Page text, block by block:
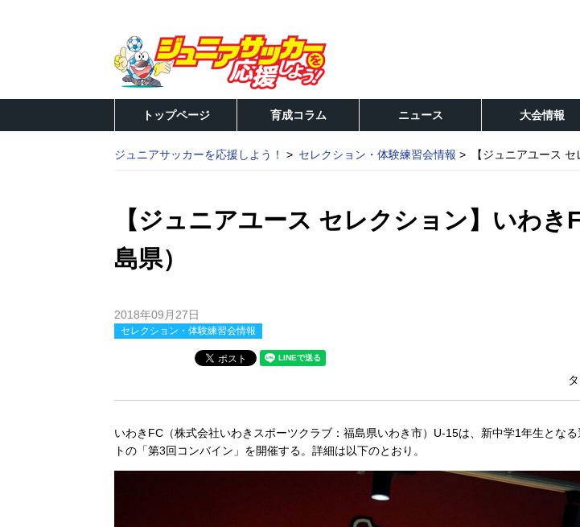
トップページ 育成コラム ニュース 大会情報
ジュニアサッカーを応援しよう！ セレクション・体験練習会情報 【ジュニアユース
【ジュニアユース セレクション】いわき
島県）
2018年09月27日
セレクション・体験練習会情報
いわきFC（株式会社いわきスポーツクラブ：福島県いわき市）U-15は、新中学1年生とな
トの「第3回コンバイン」を開催する。詳細は以下のとおり。